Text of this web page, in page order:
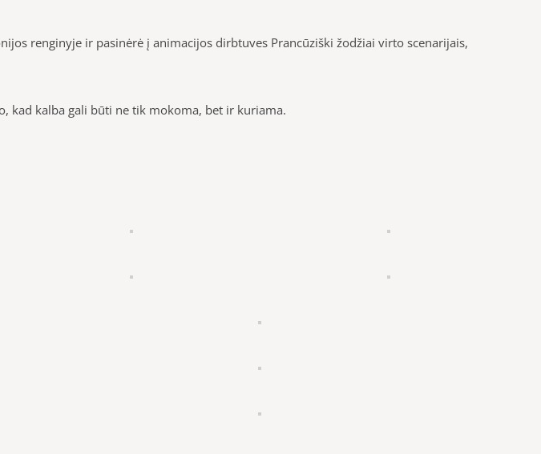
renginyje ir pasinėrė į animacijos dirbtuves Prancūziški žodžiai virto scenarijais,
kad kalba gali būti ne tik mokoma, bet ir kuriama.